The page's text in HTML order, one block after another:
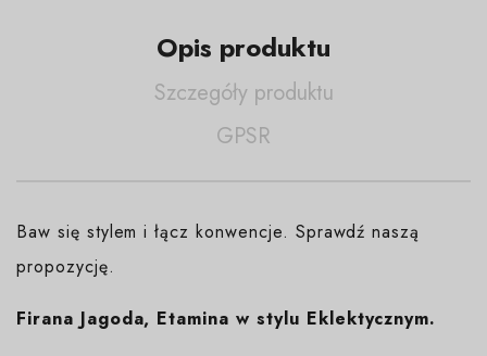
Opis produktu
Szczegóły produktu
GPSR
Baw się stylem i łącz konwencje. Sprawdź naszą
propozycję.
Firana Jagoda, Etamina w stylu Eklektycznym.